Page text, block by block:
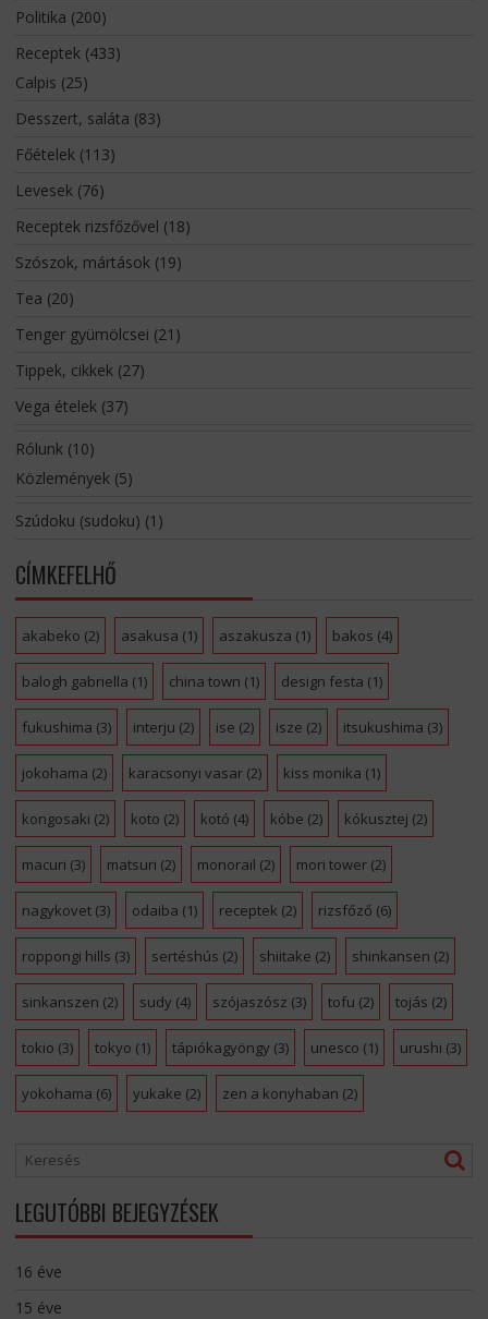
Politika (200)
Receptek(433)
Calpis (25)
Desszert, saláta (83)
Főételek(113)
Levesek(76)
Receptek rizsfőzővel (18)
Szószok, mártások(19)
Tea (20)
Tenger gyümölcsei (21)
Tippek, cikkek(27)
Vega ételek(37)
Rólunk(10)
Közlemények(5)
Szúdoku (sudoku) (1)
CÍMKEFELHŐ
akabeko (2) asakusa (1) aszakusza (1) bakos (4)
balogh gabriella (1) china town (1) design festa (1)
fukushima (3) interju (2) ise (2) isze (2) itsukushima (3)
jokohama (2) karacsonyi vasar(2) kiss monika (1)
kongosaki (2) koto (2) kotó (4) kóbe (2) kókusztej (2)
macuri (3) matsuri (2) monorail (2) mori tower(2)
nagykovet(3) odaiba (1) receptek (2) rizsfőző (6)
roppongi hills (3) sertéshús (2) shiitake (2) shinkansen (2)
sinkanszen (2) sudy (4) szójaszósz (3) tofu (2) tojás (2)
tokio (3) tokyo (1) tápiókagyöngy (3) unesco (1) urushi (3)
yokohama (6) yukake (2) zen a konyhaban (2)
LEGUTÓBBI BEJEGYZÉSEK
16 éve
15 éve